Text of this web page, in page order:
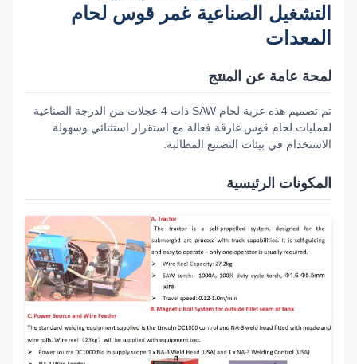
التشغيل الصناعية غمر قوس لحام
المعدات
لمحة عامة عن المنتج
تم تصميم هذه عربة لحام SAW ذات 4 عجلات من الدرجة الصناعية
لعمليات لحام قوس غارقة فعالة مع استقرار استثنائي وسهولة
الاستخدام في بيئات التصنيع المطالبة.
المكونات الرئيسية